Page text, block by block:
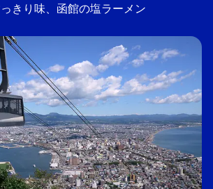
きり味、函館の塩ラーメン